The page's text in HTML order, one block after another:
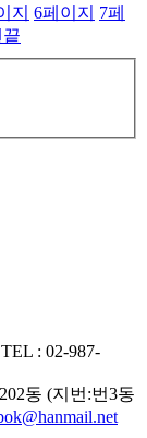
지 6페이지 7페
끝
TEL : 02-987-
동 (지번:번3동